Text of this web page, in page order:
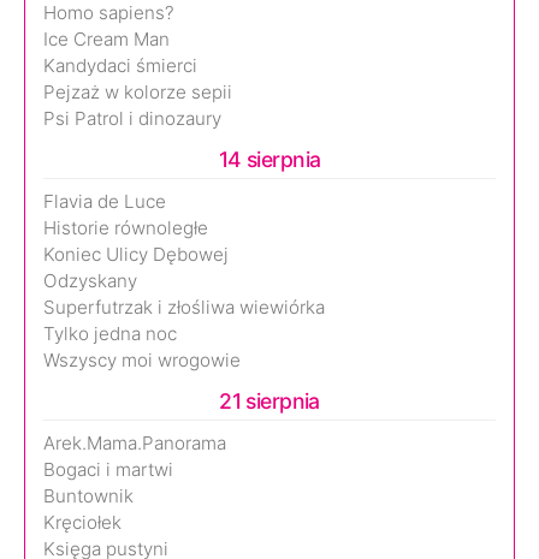
Homo sapiens?
Ice Cream Man
Kandydaci śmierci
Pejzaż w kolorze sepii
Psi Patrol i dinozaury
14 sierpnia
Flavia de Luce
Historie równoległe
Koniec Ulicy Dębowej
Odzyskany
Superfutrzak i złośliwa wiewiórka
Tylko jedna noc
Wszyscy moi wrogowie
21 sierpnia
Arek.Mama.Panorama
Bogaci i martwi
Buntownik
Kręciołek
Księga pustyni